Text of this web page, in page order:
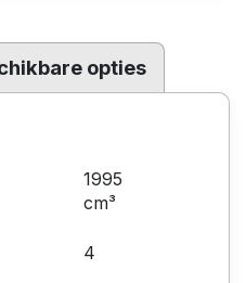
opties
1995
cm³
4